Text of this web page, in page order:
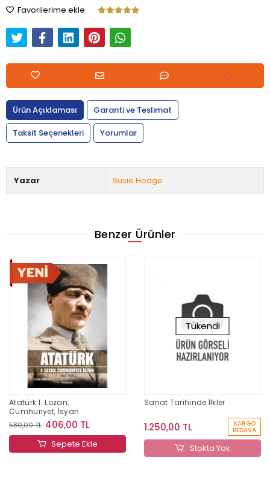
Favorilerime ekle
Ürün Açıklaması
Garanti ve Teslimat
Taksit Seçenekleri
Yorumlar
Yazar Susie Hodge
Benzer Ürünler
Atatürk 1. Lozan,
Cumhuriyet, İsyan
580,00 TL 406,00 TL
Sepete Ekle
Tükendi
Sanat Tarihinde İlkler
1.250,00 TL KARGO
BEDAVA
Stokta Yok